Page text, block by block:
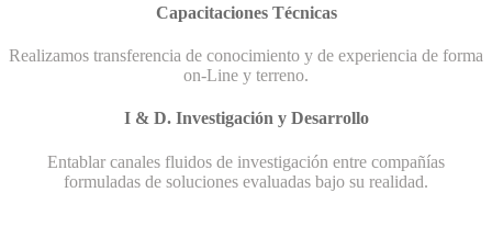
Capacitaciones Técnicas
Realizamos transferencia de conocimiento y de experiencia de forma
on-Line y terreno.
I & D. Investigación y Desarrollo
Entablar canales fluidos de investigación entre compañías
formuladas de soluciones evaluadas bajo su realidad.